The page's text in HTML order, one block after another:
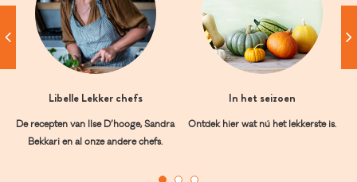
Libelle Lekker chefs
De recepten van Ilse D’hooge, Sandra
Bekkari en al onze andere chefs.
In het seizoen
Ontdek hier wat nú het lekkerste is.